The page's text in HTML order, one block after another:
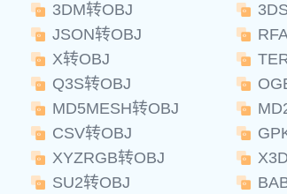
3DM转OBJ
JSON转OBJ
X转OBJ
Q3S转OBJ
MD5MESH转OBJ
CSV转OBJ
XYZRGB转OBJ
SU2转OBJ